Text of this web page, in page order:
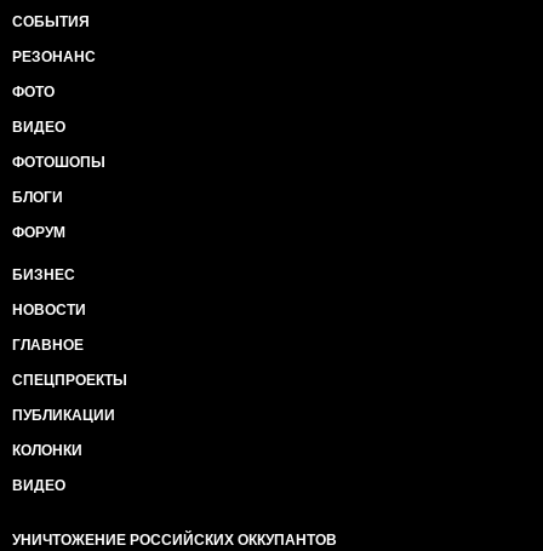
СОБЫТИЯ
РЕЗОНАНС
ФОТО
ВИДЕО
ФОТОШОПЫ
БЛОГИ
ФОРУМ
БИЗНЕС
НОВОСТИ
ГЛАВНОЕ
СПЕЦПРОЕКТЫ
ПУБЛИКАЦИИ
КОЛОНКИ
ВИДЕО
УНИЧТОЖЕНИЕ РОССИЙСКИХ ОККУПАНТОВ